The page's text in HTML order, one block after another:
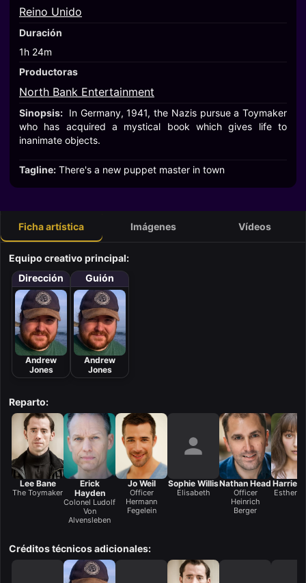
Reino Unido
Duración
1h 24m
Productoras
North Bank Entertainment
Sinopsis: In Germany, 1941, the Nazis pursue a Toymaker
who has acquired a mystical book which gives life to
inanimate objects.
Tagline: There's a new puppet master in town
Ficha artística Imágenes Vídeos
Equipo creativo principal:
Dirección
Andrew
Jones
Guión
Andrew
Jones
Reparto:
Lee Bane
The Toymaker
Erick
Hayden
Colonel Ludolf
Von
Alvensleben
Jo Weil
Officer
Hermann
Fegelein
Sophie Willis
Elisabeth
Nathan Head
Officer
Heinrich
Berger
Harriet
Esther
Créditos técnicos adicionales: